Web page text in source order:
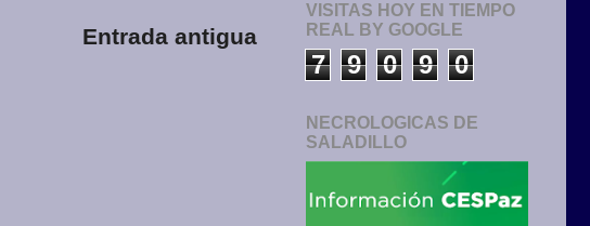
Entrada antigua
VISITAS HOY EN TIEMPO
REAL BY GOOGLE
7 9 0 9 0
NECROLOGICAS DE
SALADILLO